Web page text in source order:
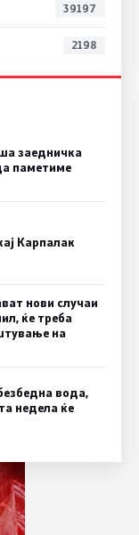
39197
2198
заедничка
паметиме
Карпалак
нови случаи
ќе треба
на
вода,
недела ќе